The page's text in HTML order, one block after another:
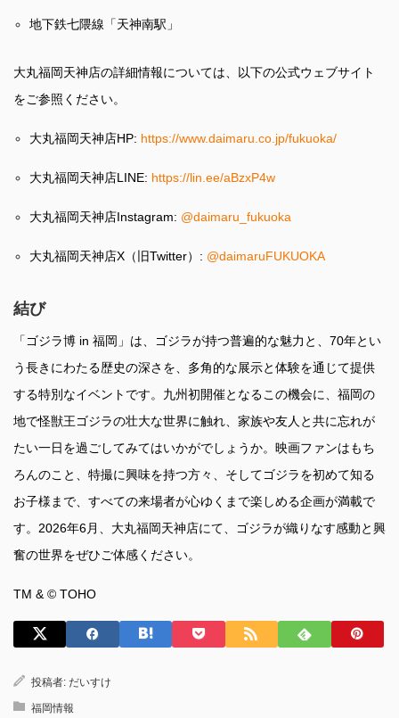
地下鉄七隈線「天神南駅」
大丸福岡天神店の詳細情報については、以下の公式ウェブサイト
をご参照ください。
大丸福岡天神店HP: https://www.daimaru.co.jp/fukuoka/
大丸福岡天神店LINE: https://lin.ee/aBzxP4w
大丸福岡天神店Instagram: @daimaru_fukuoka
大丸福岡天神店X（旧Twitter）: @daimaruFUKUOKA
結び
「ゴジラ博 in 福岡」は、ゴジラが持つ普遍的な魅力と、70年とい
う長きにわたる歴史の深さを、多角的な展示と体験を通じて提供
する特別なイベントです。九州初開催となるこの機会に、福岡の
地で怪獣王ゴジラの壮大な世界に触れ、家族や友人と共に忘れが
たい一日を過ごしてみてはいかがでしょうか。映画ファンはもち
ろんのこと、特撮に興味を持つ方々、そしてゴジラを初めて知る
お子様まで、すべての来場者が心ゆくまで楽しめる企画が満載で
す。2026年6月、大丸福岡天神店にて、ゴジラが織りなす感動と興
奮の世界をぜひご体感ください。
TM & © TOHO
投稿者: だいすけ
福岡情報